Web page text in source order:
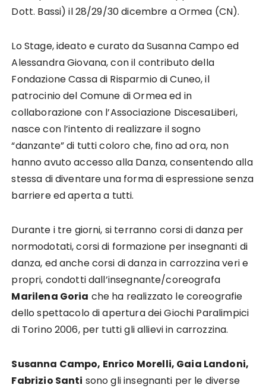
Dott. Bassi) il 28/29/30 dicembre a Ormea (CN).
Lo Stage, ideato e curato da Susanna Campo ed
Alessandra Giovana, con il contributo della
Fondazione Cassa di Risparmio di Cuneo, il
patrocinio del Comune di Ormea ed in
collaborazione con l’Associazione DiscesaLiberi,
nasce con l’intento di realizzare il sogno
“danzante” di tutti coloro che, fino ad ora, non
hanno avuto accesso alla Danza, consentendo alla
stessa di diventare una forma di espressione senza
barriere ed aperta a tutti.
Durante i tre giorni, si terranno corsi di danza per
normodotati, corsi di formazione per insegnanti di
danza, ed anche corsi di danza in carrozzina veri e
propri, condotti dall’insegnante/coreografa
Marilena Goria che ha realizzato le coreografie
dello spettacolo di apertura dei Giochi Paralimpici
di Torino 2006, per tutti gli allievi in carrozzina.
Susanna Campo, Enrico Morelli, Gaia Landoni,
Fabrizio Santi sono gli insegnanti per le diverse